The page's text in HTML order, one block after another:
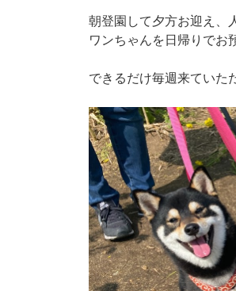
朝登園して夕方お迎え、
ワンちゃんを日帰りでお
できるだけ毎週来ていた